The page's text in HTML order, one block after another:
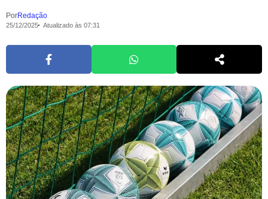
PorRedação
25/12/2025 Atualizado às 07:31